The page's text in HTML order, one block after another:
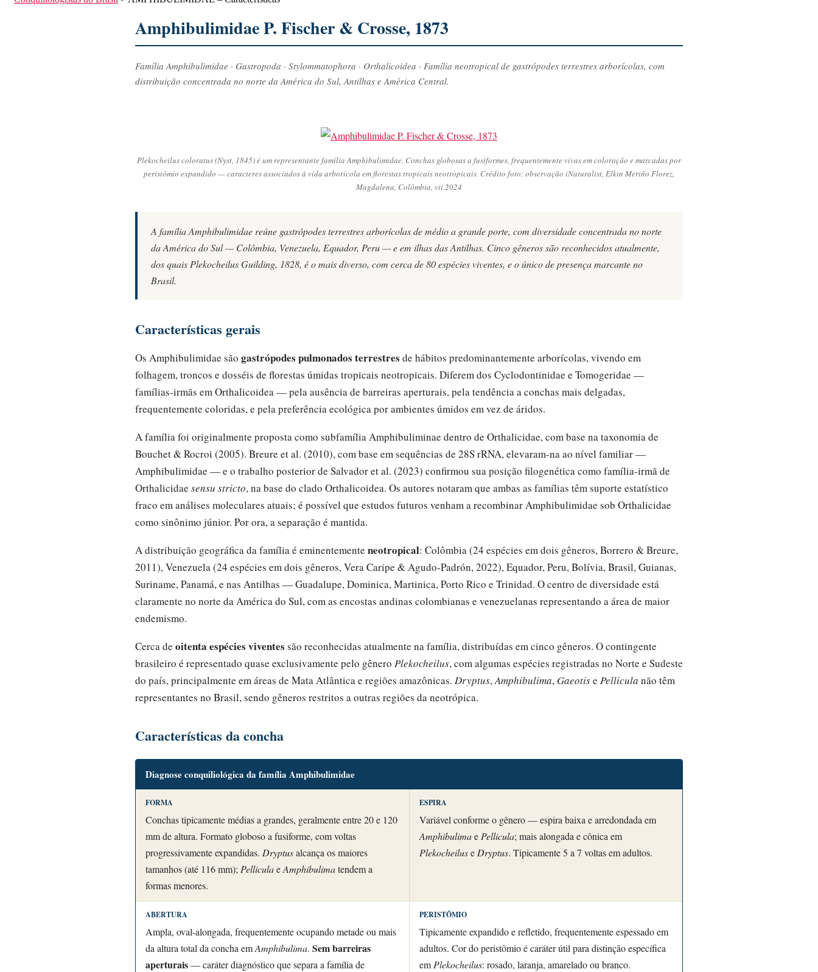
Amphibulimidae P. Fischer & Crosse, 1873
Família Amphibulimidae · Gastropoda · Stylommatophora · Orthalicoidea · Família neotropical de gastrópodes terrestres arborícolas, com
distribuição concentrada no norte da América do Sul, Antilhas e América Central.
Plekocheilus coloratus (Nyst, 1845) é um representante família Amphibulimidae. Conchas globosas a fusiformes, frequentemente vivas em coloração e marcadas por
peristômio expandido — caracteres associados à vida arborícola em florestas tropicais neotropicais. Crédito foto: observação iNaturalist, Elkin Meriño Florez,
Magdalena, Colômbia, vii.2024
A família Amphibulimidae reúne gastrópodes terrestres arborícolas de médio a grande porte, com diversidade concentrada no norte
da América do Sul — Colômbia, Venezuela, Equador, Peru — e em ilhas das Antilhas. Cinco gêneros são reconhecidos atualmente,
dos quais PlekocheilusGuilding, 1828, é o mais diverso, com cerca de 80 espécies viventes, e o único de presença marcante no
Brasil.
Características gerais
Os Amphibulimidae são gastrópodes pulmonados terrestres de hábitos predominantemente arborícolas, vivendo em
folhagem, troncos e dosséis de florestas úmidas tropicais neotropicais. Diferem dos Cyclodontinidae e Tomogeridae —
famílias-irmãs em Orthalicoidea — pela ausência de barreiras aperturais, pela tendência a conchas mais delgadas,
frequentemente coloridas, e pela preferência ecológica por ambientes úmidos em vez de áridos.
A família foi originalmente proposta como subfamília Amphibuliminae dentro de Orthalicidae, com base na taxonomia de
Bouchet & Rocroi (2005). Breure et al. (2010), com base em sequências de 28S rRNA, elevaram-na ao nível familiar —
Amphibulimidae — e o trabalho posterior de Salvador et al. (2023) confirmou sua posição filogenética como família-irmã de
Orthalicidae sensu stricto, na base do clado Orthalicoidea. Os autores notaram que ambas as famílias têm suporte estatístico
fraco em análises moleculares atuais; é possível que estudos futuros venham a recombinar Amphibulimidae sob Orthalicidae
como sinônimo júnior. Por ora, a separação é mantida.
A distribuição geográfica da família é eminentemente neotropical: Colômbia (24 espécies em dois gêneros, Borrero & Breure,
2011), Venezuela (24 espécies em dois gêneros, Vera Caripe & Agudo-Padrón, 2022), Equador, Peru, Bolívia, Brasil, Guianas,
Suriname, Panamá, e nas Antilhas — Guadalupe, Dominica, Martinica, Porto Rico e Trinidad. O centro de diversidade está
claramente no norte da América do Sul, com as encostas andinas colombianas e venezuelanas representando a área de maior
endemismo.
Cerca de oitenta espécies viventes são reconhecidas atualmente na família, distribuídas em cinco gêneros. O contingente
brasileiro é representado quase exclusivamente pelo gênero Plekocheilus, com algumas espécies registradas no Norte e Sudeste
do país, principalmente em áreas de Mata Atlântica e regiões amazônicas. Dryptus,Amphibulima, Gaeotise Pellicula não têm
representantes no Brasil, sendo gêneros restritos a outras regiões da neotrópica.
Características da concha
Diagnose conquiliológica da família Amphibulimidae
FORMA
Conchas tipicamente médias a grandes, geralmente entre 20 e 120
mm de altura. Formato globoso a fusiforme, com voltas
progressivamente expandidas. Dryptusalcança os maiores
tamanhos (até 116 mm); PelliculaeAmphibulimatendem a
formas menores.
ESPIRA
Variável conforme o gênero — espira baixa e arredondada em
Amphibulimae Pellicula; mais alongada e cônica em
Plekocheiluse Dryptus. Tipicamente 5 a 7 voltas em adultos.
ABERTURA
Ampla, oval-alongada, frequentemente ocupando metade ou mais
da altura total da concha emAmphibulima. Sem barreiras
aperturais— caráter diagnóstico que separa a família de
PERISTÔMIO
Tipicamente expandido e refletido, frequentemente espessado em
adultos. Cor do peristômio é caráter útil para distinção específica
em Plekocheilus: rosado, laranja, amarelado ou branco.